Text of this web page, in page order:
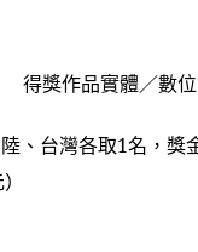
得獎作品實體／數
、台灣各取1名，獎